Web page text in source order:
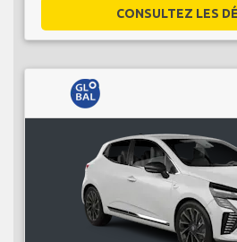
CONSULTEZ LES